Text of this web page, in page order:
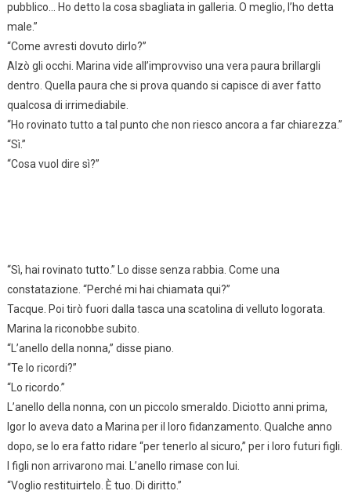
pubblico… Ho detto la cosa sbagliata in galleria. O meglio, l’ho detta
male.”
“Come avresti dovuto dirlo?”
Alzò gli occhi. Marina vide all’improvviso una vera paura brillargli
dentro. Quella paura che si prova quando si capisce di aver fatto
qualcosa di irrimediabile.
“Ho rovinato tutto a tal punto che non riesco ancora a far chiarezza.”
“Sì.”
“Cosa vuol dire sì?”
“Sì, hai rovinato tutto.” Lo disse senza rabbia. Come una
constatazione. “Perché mi hai chiamata qui?”
Tacque. Poi tirò fuori dalla tasca una scatolina di velluto logorata.
Marina la riconobbe subito.
“L’anello della nonna,” disse piano.
“Te lo ricordi?”
“Lo ricordo.”
L’anello della nonna, con un piccolo smeraldo. Diciotto anni prima,
Igor lo aveva dato a Marina per il loro fidanzamento. Qualche anno
dopo, se lo era fatto ridare “per tenerlo al sicuro,” per i loro futuri figli.
I figli non arrivarono mai. L’anello rimase con lui.
“Voglio restituirtelo. È tuo. Di diritto.”